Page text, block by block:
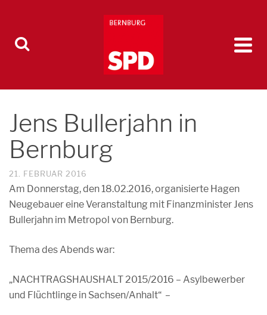
Jens Bullerjahn in
Bernburg
21. FEBRUAR 2016
Am Donnerstag, den 18.02.2016, organisierte Hagen
Neugebauer eine Veranstaltung mit Finanzminister Jens
Bullerjahn im Metropol von Bernburg.
Thema des Abends war:
„NACHTRAGSHAUSHALT 2015/2016 – Asylbewerber
und Flüchtlinge in Sachsen/Anhalt“ –